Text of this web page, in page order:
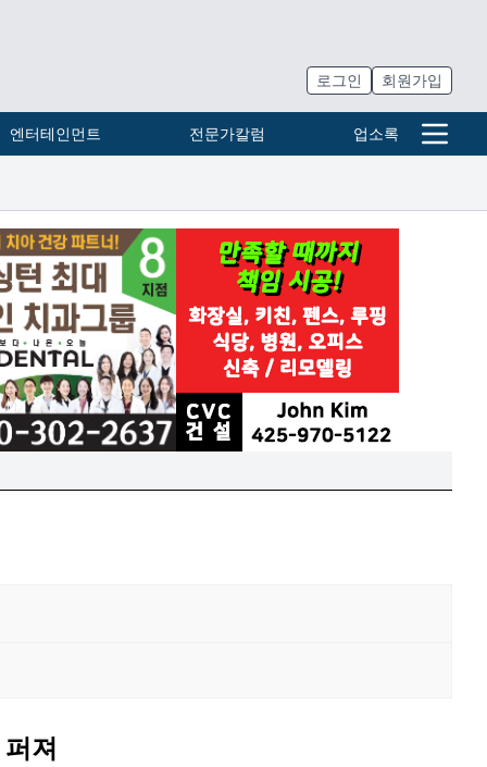
로그인 회원가입
엔터테인먼트 전문가칼럼 업소록
져